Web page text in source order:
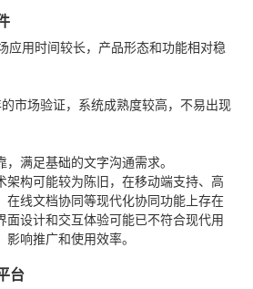
应用时间较长，产品形态和功能相对稳
市场验证，系统成熟度较高，不易出现
，满足基础的文字沟通需求。
架构可能较为陈旧，在移动端支持、高
在线文档协同等现代化协同功能上存在
面设计和交互体验可能已不符合现代用
响推广和使用效率。
台